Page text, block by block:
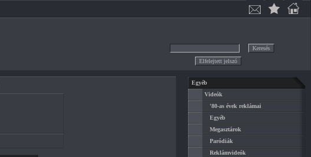
Egyéb
Videók
'80-as évek reklámai
Egyéb
Megasztárok
Paródiák
Reklámvideók